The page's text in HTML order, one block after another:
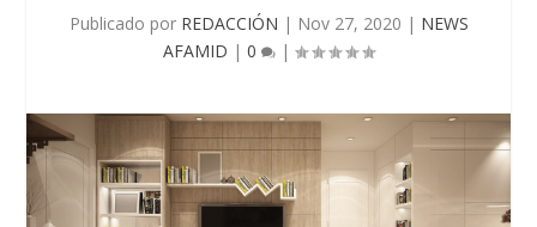
Publicado por REDACCIÓN | Nov 27, 2020 | NEWS
AFAMID | 0 |